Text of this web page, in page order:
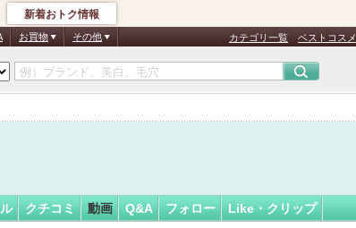
新着おトク情報
お買物 その他 カテゴリ一覧 ベストコスメ
んさん
認
証
クチコミ 動画 Q&A フォロー Like・クリップ